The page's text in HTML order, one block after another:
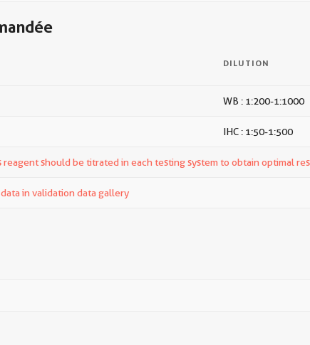
DILUTION
WB : 1:200-1:1000
IHC : 1:50-1:500
should be titrated in each testing system to obtain optimal
in validation data gallery